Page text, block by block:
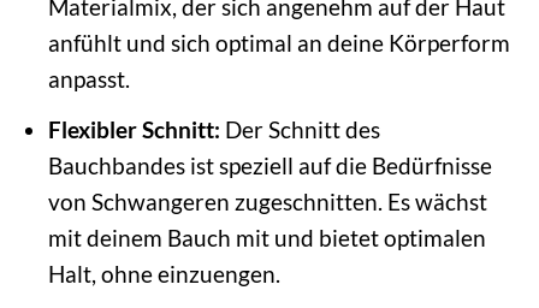
Materialmix, der sich angenehm auf der Haut
anfühlt und sich optimal an deine Körperform
anpasst.
Flexibler Schnitt: Der Schnitt des
Bauchbandes ist speziell auf die Bedürfnisse
von Schwangeren zugeschnitten. Es wächst
mit deinem Bauch mit und bietet optimalen
Halt, ohne einzuengen.